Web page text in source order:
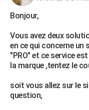
COPAINS D'AVANT
S'inscrire
Se connecter
Lycées
Collèges
Primaires
Universités
Entreprises
Service militaire
Avis de recherche
AVIS DE DÉCÈS
FORUM
Bonjour,
Vous avez deux
en ce qui concerne un
"PRO" et ce service
la marque ,tentez le
soit vous allez sur le
question,